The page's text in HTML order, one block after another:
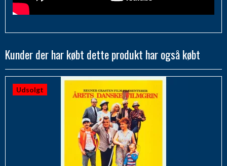
Kunder der har købt dette produkt har også købt
Udsolgt